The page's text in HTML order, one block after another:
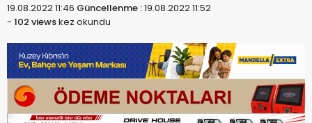
19.08.2022 11:46 Güncellenme :19.08.2022 11:52
- 102 viewskez okundu